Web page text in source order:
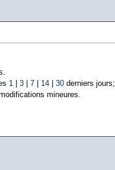
1 3| 7| 14| 30derniers jours;
mineures.